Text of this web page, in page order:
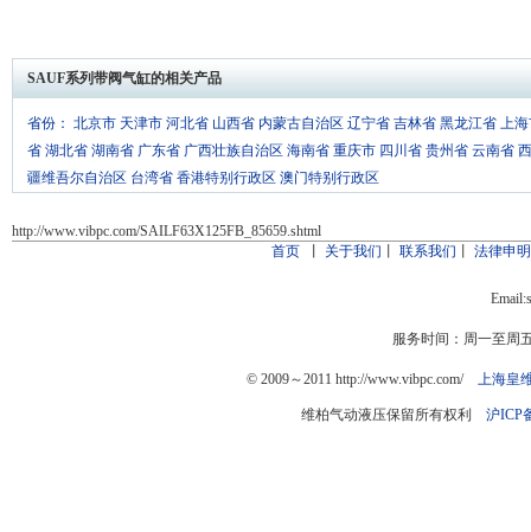
SAUF系列带阀气缸的相关产品
省份： 北京市 天津市 河北省 山西省 内蒙古自治区 辽宁省 吉林省 黑龙江省 上
省 湖北省 湖南省 广东省 广西壮族自治区 海南省 重庆市 四川省 贵州省 云南省
疆维吾尔自治区 台湾省 香港特别行政区 澳门特别行政区
http://www.vibpc.com/SAILF63X125FB_85659.shtml
首页
关于我们 丨联系我们 丨法律申明
服务时间：周一至周
© 2009～2011 http://www.vibpc.com/ 上海皇
维柏气动液压保留所有权利 沪ICP